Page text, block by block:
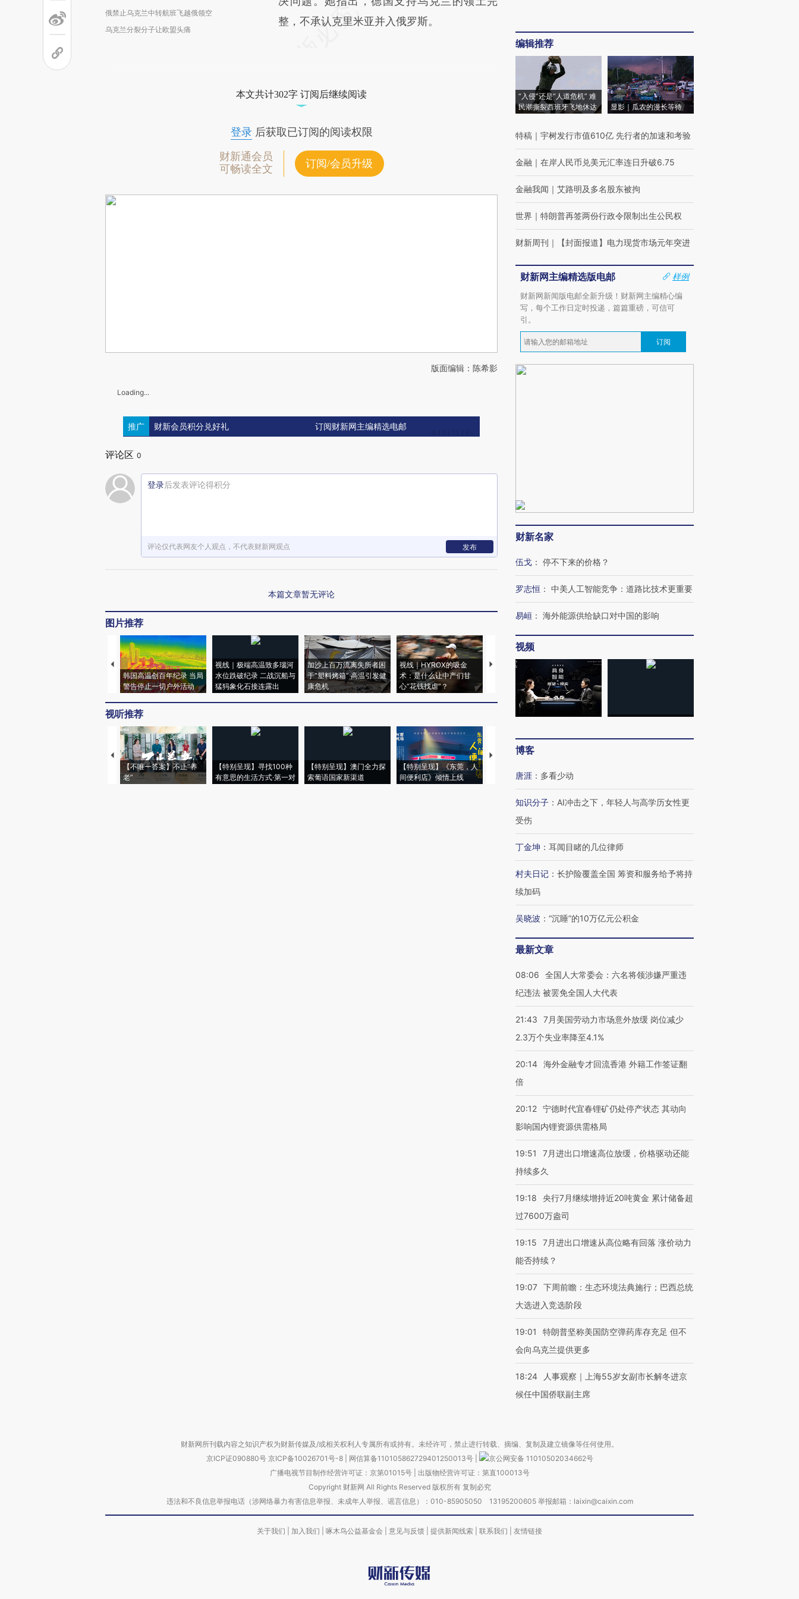
俄禁止乌克兰中转航班飞越俄领空
乌克兰分裂分子让欧盟头痛
整，不承认克里米亚并入俄罗斯。
本文共计302字 订阅后继续阅读
登录后获取已订阅的阅读权限
财新通会员
可畅读全文
订阅/会员升级
版面编辑：陈希影
Loading...
推广 财新会员积分兑好礼 订阅财新网主编精选电邮
评论区 0
登录后发表评论得积分
评论仅代表网友个人观点，不代表财新网观点 发布
本篇文章暂无评论
图片推荐
韩国高温创百年纪录 当局
警告停止一切户外活动
视线｜极端高温致多瑙河
水位跌破纪录 二战沉船与
猛犸象化石接连露出
加沙上百万流离失所者困
于“塑料烤箱” 高温引发健
康危机
视线｜HYROX的吸金
术：是什么让中产们甘
心“花钱找虐”？
马航飞行员跨国走私7万
粒摇头丸 尿检体内含3种
视线｜被称为“蟑螂”的印
育部长拱下台
视听推荐
【不唯一答案】不止“养
老”
【特别呈现】寻找100种
有意思的生活方式·第一对
【特别呈现】澳门全力探
索葡语国家新渠道
【特别呈现】《东莞，人
间便利店》倾情上线
【推广】走进第四届链博
编辑推荐
“入侵”还是“人道危机” 难
民潮撕裂西班牙飞地休达
显影｜瓜农的漫长等待
特稿 ｜ 宇树发行市值610亿 先行者的加速和考验
金融 ｜ 在岸人民币兑美元汇率连日升破6.75
金融我闻 ｜ 艾路明及多名股东被拘
世界 ｜ 特朗普再签两份行政令限制出生公民权
财新周刊 ｜ 【封面报道】电力现货市场元年突进
财新网主编精选版电邮
样例
财新网新闻版电邮全新升级！财新网主编精心编
写，每个工作日定时投递，篇篇重磅，可信可
引。
订阅
财新名家
伍戈 ： 停不下来的价格？
罗志恒 ： 中美人工智能竞争：道路比技术更重要
易峘 ： 海外能源供给缺口对中国的影响
视频
博客
唐涯 ： 多看少动
知识分子 ： AI冲击之下，年轻人与高学历女性更
受伤
丁金坤 ： 耳闻目睹的几位律师
村夫日记 ： 长护险覆盖全国 筹资和服务给予将持
续加码
吴晓波 ： “沉睡”的10万亿元公积金
最新文章
08:06
全国人大常委会：六名将领涉嫌严重违
纪违法 被罢免全国人大代表
21:43
7月美国劳动力市场意外放缓 岗位减少
2.3万个失业率降至4.1%
20:14 海外金融专才回流香港 外籍工作签证翻
倍
20:12 宁德时代宜春锂矿仍处停产状态 其动向
影响国内锂资源供需格局
19:51
7月进出口增速高位放缓，价格驱动还能
持续多久
19:18
央行7月继续增持近20吨黄金 累计储备超
过7600万盎司
19:15
7月进出口增速从高位略有回落 涨价动力
能否持续？
19:07 下周前瞻：生态环境法典施行；巴西总统
大选进入竞选阶段
19:01
特朗普坚称美国防空弹药库存充足 但不
会向乌克兰提供更多
18:24
人事观察｜上海55岁女副市长解冬进京
候任中国侨联副主席
财新网所刊载内容之知识产权为财新传媒及/或相关权利人专属所有或持有。未经许可，禁止进行转载、摘编、复制及建立镜像等任何使用。
京ICP证090880号 京ICP备10026701号-8 网信算备110105862729401250013号
京公网安备 11010502034662号
广播电视节目制作经营许可证：京第01015号| 出版物经营许可证：第直100013号
Copyright 财新网 All Rights Reserved 版权所有 复制必究
违法和不良信息举报电话（涉网络暴力有害信息举报、未成年人举报、谣言信息）：010-85905050 13195200605 举报邮箱：laixin@caixin.com
关于我们 加入我们 啄木鸟公益基金会 意见与反馈 提供新闻线索 联系我们 友情链接